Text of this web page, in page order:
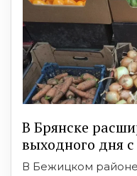
В Брянске
выходного дня с
В Бежицком